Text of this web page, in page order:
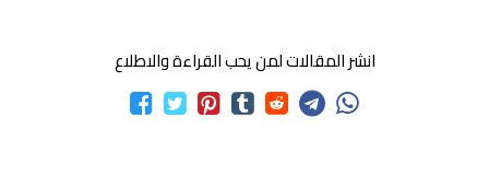
انشر المقالات لمن يحب القراءة والاطلاع